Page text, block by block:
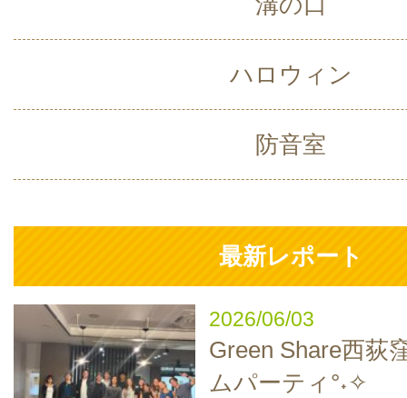
ハロウィン
防音室
最新レポート
2026/06/03
Green Share西荻
ムパーティ°˖✧